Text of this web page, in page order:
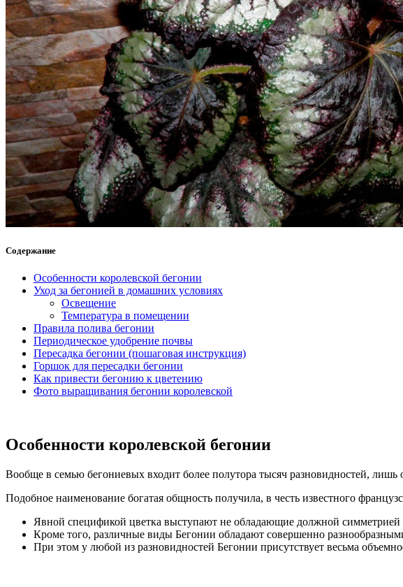
Содержание
Особенности королевской бегонии
Уход за бегонией в домашних условиях
Освещение
Температура в помещении
Правила полива бегонии
Периодическое удобрение почвы
Пересадка бегонии (пошаговая инструкция)
Горшок для пересадки бегонии
Как привести бегонию к цветению
Фото выращивания бегонии королевской
Особенности королевской бегонии
Вообще в семью бегониевых входит более полутора тысяч разновидностей,
Подобное наименование богатая общность получила, в честь известного
Явной спецификой цветка выступают не обладающие должной
Кроме того, различные виды Бегонии обладают совершенно
При этом у любой из разновидностей Бегонии присутствует весьма